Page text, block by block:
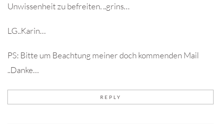
Unwissenheit zu befreiten. ..grins…
LG..Karin…
PS: Bitte um Beachtung meiner doch kommenden Mail
..Danke…
REPLY